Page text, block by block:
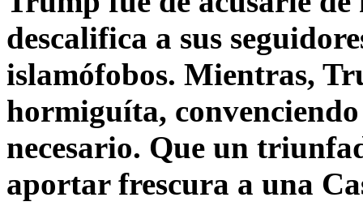
descalifica a sus
islamófobos. Mientras,
hormiguíta,
necesario. Que un
aportar frescura a una